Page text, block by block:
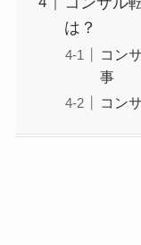
は？
コン
事
コン